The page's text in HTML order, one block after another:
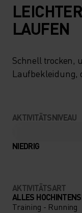
LAUFEN
Schnell trocken,
Laufbekleidung,
AKTIVITÄTSNIVEAU
NIEDRIG
AKTIVITÄTSART
ALLES
Training - Running